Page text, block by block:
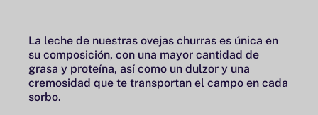
La leche de nuestras ovejas churras es única en
su composición, con una mayor cantidad de
grasa y proteína, así como un dulzor y una
cremosidad que te transportan el campo en cada
sorbo.